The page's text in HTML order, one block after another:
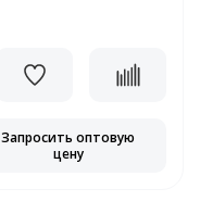
Запросить оптовую
цену